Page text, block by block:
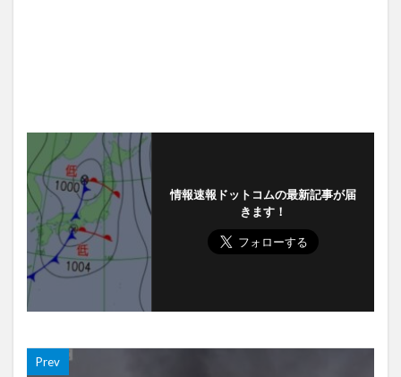
情報速報ドットコムの最新記事が届
きます！
Prev